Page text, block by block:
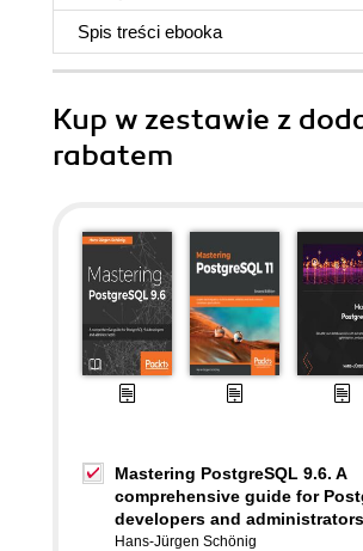
Spis treści ebooka
Kup w zestawie z
rabatem
Mastering PostgreSQL 9.6. A
comprehensive guide for
developers and administrators
Hans-Jürgen Schönig